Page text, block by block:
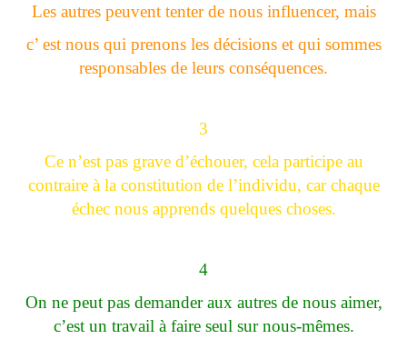
Les autres peuvent tenter de nous influencer, mais
c’ est nous qui prenons les décisions et qui sommes
responsables de leurs conséquences.
3
Ce n’est pas grave d’échouer, cela participe au
contraire à la constitution de l’individu, car chaque
échec nous apprends quelques choses.
4
On ne peut pas demander aux autres de nous aimer,
c’est un travail à faire seul sur nous-mêmes.